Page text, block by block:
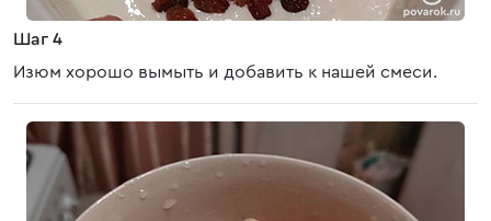
Шаг 4
Изюм хорошо вымыть и добавить к нашей смеси.